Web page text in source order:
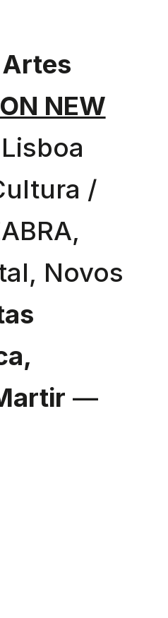
NEW
/
Novos
—